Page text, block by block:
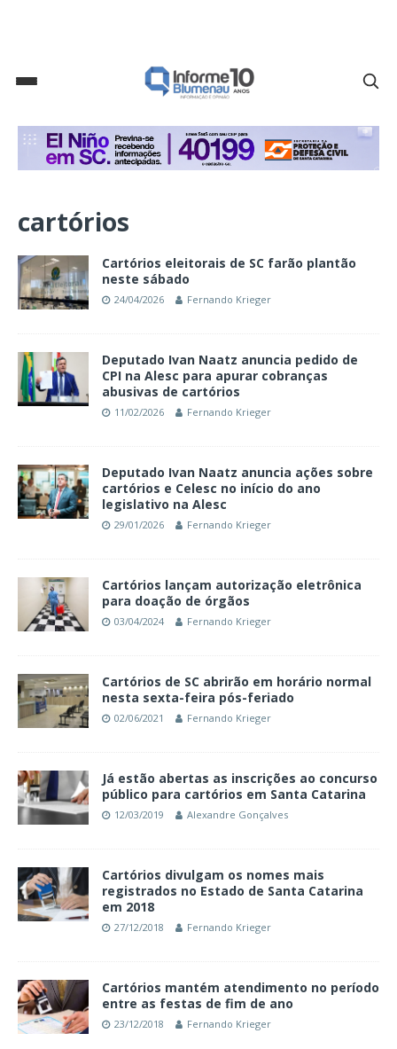
cartórios
Cartórios eleitorais de SC farão plantão
neste sábado
24/04/2026 Fernando Krieger
Deputado Ivan Naatz anuncia pedido de
CPI na Alesc para apurar cobranças
abusivas de cartórios
11/02/2026 Fernando Krieger
Deputado Ivan Naatz anuncia ações sobre
cartórios e Celesc no início do ano
legislativo na Alesc
29/01/2026 Fernando Krieger
Cartórios lançam autorização eletrônica
para doação de órgãos
03/04/2024 Fernando Krieger
Cartórios de SC abrirão em horário normal
nesta sexta-feira pós-feriado
02/06/2021 Fernando Krieger
Já estão abertas as inscrições ao concurso
público para cartórios em Santa Catarina
12/03/2019 Alexandre Gonçalves
Cartórios divulgam os nomes mais
registrados no Estado de Santa Catarina
em 2018
27/12/2018 Fernando Krieger
Cartórios mantém atendimento no período
entre as festas de fim de ano
23/12/2018 Fernando Krieger